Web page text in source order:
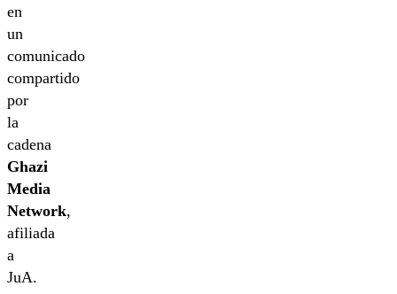
en
un
comunicado
compartido
por
la
cadena
Ghazi
Media
Network,
afiliada
a
JuA.